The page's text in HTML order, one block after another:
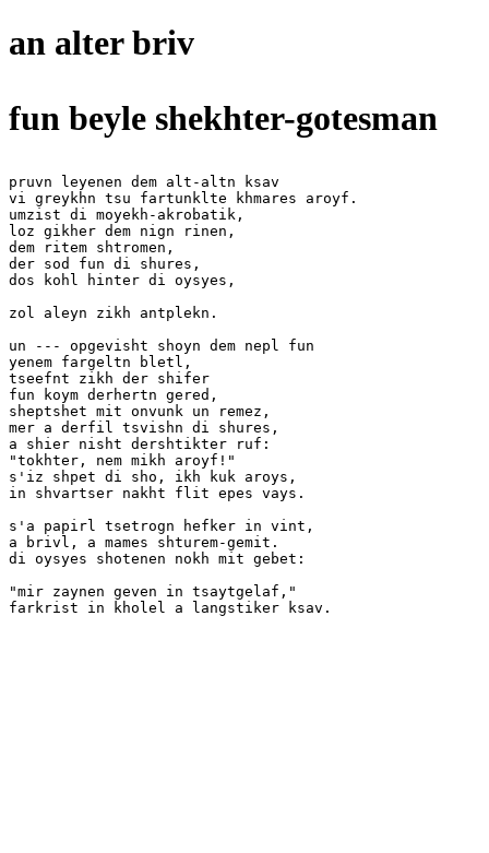
an alter briv
fun beyle shekhter-gotesman
pruvn leyenen dem alt-altn ksav
vi greykhn tsu fartunklte khmares aroyf.
umzist di moyekh-akrobatik,
loz gikher dem nign rinen,
dem ritem shtromen,
der sod fun di shures,
dos kohl hinter di oysyes,
zol aleyn zikh antplekn.
un --- opgevisht shoyn dem nepl fun
yenem fargeltn bletl,
tseefnt zikh der shifer
fun koym derhertn gered,
sheptshet mit onvunk un remez,
mer a derfil tsvishn di shures,
a shier nisht dershtikter ruf:
"tokhter, nem mikh aroyf!"
s'iz shpet di sho, ikh kuk aroys,
in shvartser nakht flit epes vays.
s'a papirl tsetrogn hefker in vint,
a brivl, a mames shturem-gemit.
di oysyes shotenen nokh mit gebet:
"mir zaynen geven in tsaytgelaf,"